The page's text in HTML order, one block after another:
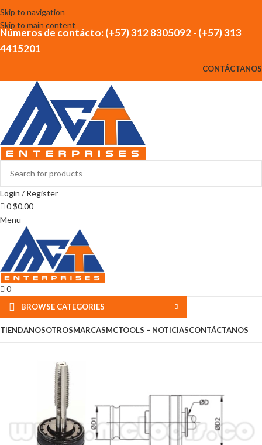
Skip to navigation
Skip to main content
Números de contácto: (+57) 312 8305092 - (+57) 313
4415201
CONTÁCTANOS
Login / Register
0$0.00
Menu
0
BROWSE CATEGORIES
TIENDANOSOTROSMARCASMCTOOLS – NOTICIASCONTÁCTANOS